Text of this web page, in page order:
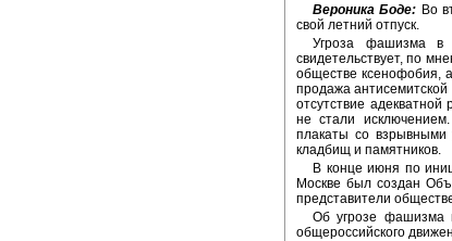
Вероника Боде: Во
свой летний отпуск.
Угроза фашизма в
свидетельствует, по
обществе ксенофобия,
продажа антисемитской
отсутствие
не стали
плакаты со взрывными
кладбищ и памятников.
В конце июня по
Москве был создан
представители
Об угрозе фашизма
общероссийского